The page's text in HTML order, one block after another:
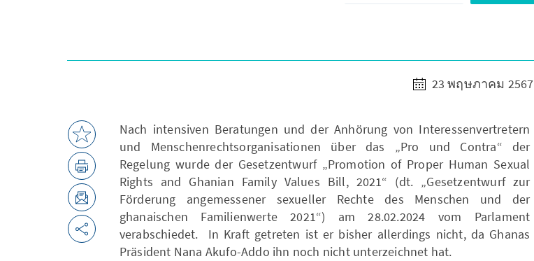
23 พฤษภาคม 2567
Nach intensiven Beratungen und der Anhörung von Interessenvertretern
und Menschenrechtsorganisationen über das „Pro und Contra“ der
Regelung wurde der Gesetzentwurf „Promotion of Proper Human Sexual
Rights and Ghanian Family Values Bill, 2021“ (dt. „Gesetzentwurf zur
Förderung angemessener sexueller Rechte des Menschen und der
ghanaischen Familienwerte 2021“) am 28.02.2024 vom Parlament
verabschiedet. In Kraft getreten ist er bisher allerdings nicht, da Ghanas
Präsident Nana Akufo-Addo ihn noch nicht unterzeichnet hat.